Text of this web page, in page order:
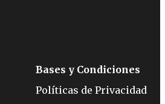
Bases y Condiciones
Políticas de Privacidad